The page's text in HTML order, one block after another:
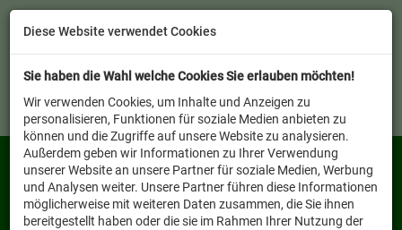
Diese Website verwendet Cookies
Sie haben die Wahl welche Cookies Sie erlauben möchten!
Wir verwenden Cookies, um Inhalte und Anzeigen zu
personalisieren, Funktionen für soziale Medien anbieten zu
können und die Zugriffe auf unsere Website zu analysieren.
Außerdem geben wir Informationen zu Ihrer Verwendung
unserer Website an unsere Partner für soziale Medien, Werbung
und Analysen weiter. Unsere Partner führen diese Informationen
möglicherweise mit weiteren Daten zusammen, die Sie ihnen
bereitgestellt haben oder die sie im Rahmen Ihrer Nutzung der